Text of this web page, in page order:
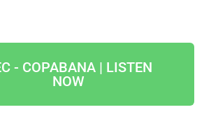
- COPABANA | LISTEN
NOW